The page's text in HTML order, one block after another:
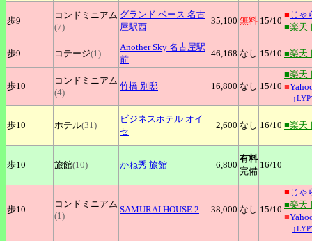
歩9
コンドミニアム
(7)
グランド ベース 名古
屋駅西
35,100 無料 15/10
■ じゃ
■楽天
歩9 コテージ(1)
AnotherSky 名古屋駅
前
46,168 なし 15/10 ■楽天
歩10
コンドミニアム
(4)
竹橋 別邸 16,800 なし 15/10
■楽天
■
歩10 ホテル(31)
ビジネスホテル オイ
セ
2,600 なし 16/10 ■楽天
歩10 旅館(10) かね秀 旅館 6,800
有料
完備
16/10
歩10
コンドミニアム
(1)
SAMURAI HOUSE 2 38,000 なし 15/10
■ じゃ
■楽天
■